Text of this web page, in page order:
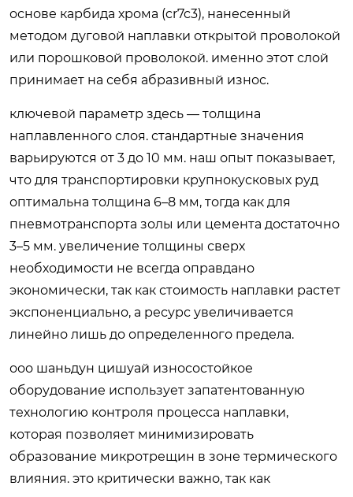
основе карбида хрома (cr7c3), нанесенный
методом дуговой наплавки открытой проволокой
или порошковой проволокой. именно этот слой
принимает на себя абразивный износ.
ключевой параметр здесь — толщина
наплавленного слоя. стандартные значения
варьируются от 3 до 10 мм. наш опыт показывает,
что для транспортировки крупнокусковых руд
оптимальна толщина 6–8 мм, тогда как для
пневмотранспорта золы или цемента достаточно
3–5 мм. увеличение толщины сверх
необходимости не всегда оправдано
экономически, так как стоимость наплавки растет
экспоненциально, а ресурс увеличивается
линейно лишь до определенного предела.
ооо шаньдун цишуай износостойкое
оборудование использует запатентованную
технологию контроля процесса наплавки,
которая позволяет минимизировать
образование микротрещин в зоне термического
влияния. это критически важно, так как